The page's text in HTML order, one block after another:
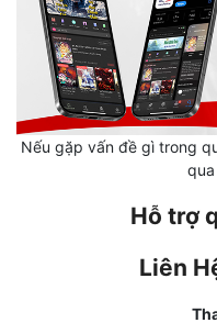
Phản Phái
Quan Trường
Quân Sự
Sảng Văn
Nếu gặp vấn đề gì trong
Hỗ trợ
Liên